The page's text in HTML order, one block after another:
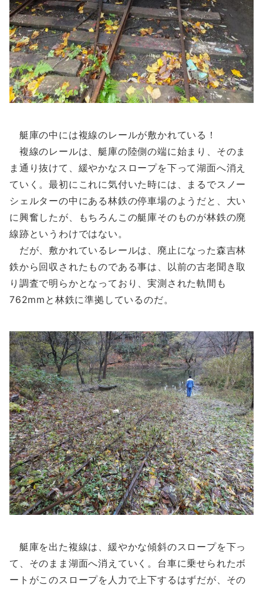
艇庫の中には複線のレールが敷かれている！
複線のレールは、艇庫の陸側の端に始まり、そのま
ま通り抜けて、緩やかなスロープを下って湖面へ消え
ていく。最初にこれに気付いた時には、まるでスノー
シェルターの中にある林鉄の停車場のようだと、大い
に興奮したが、もちろんこの艇庫そのものが林鉄の廃
線跡というわけではない。
だが、敷かれているレールは、廃止になった森吉林
鉄から回収されたものである事は、以前の古老聞き取
り調査で明らかとなっており、実測された軌間も
762mmと林鉄に準拠しているのだ。
艇庫を出た複線は、緩やかな傾斜のスロープを下っ
て、そのまま湖面へ消えていく。台車に乗せられたボ
ートがこのスロープを人力で上下するはずだが、その